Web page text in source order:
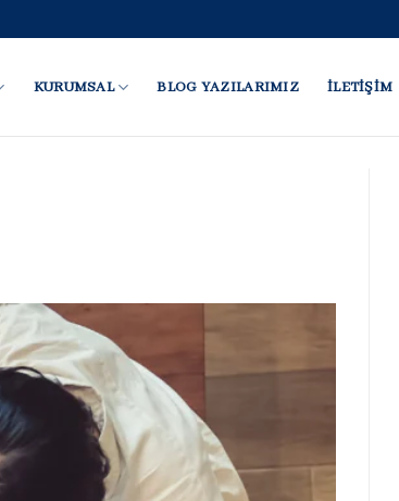
KURUMSAL BLOG YAZILARIMIZ İLETİŞİM